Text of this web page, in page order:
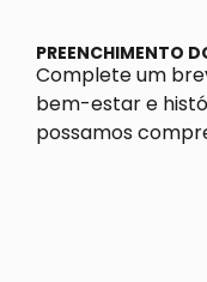
PREENCHIMENTO
Complete um
bem-estar e
possamos